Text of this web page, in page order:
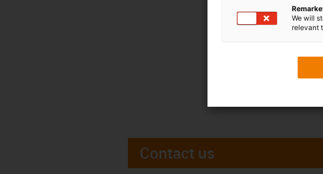
Contact us
We will
relevant